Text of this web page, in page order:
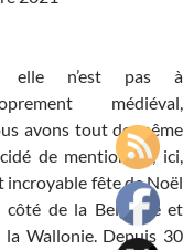
elle n’est pas à
médiéval,
avons tout de même
de mentionner, ici,
incroyable fête de Noël
côté de la Belgique et
la Wallonie. Depuis 30